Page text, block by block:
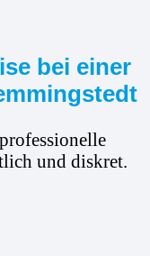
bei einer
und diskret.